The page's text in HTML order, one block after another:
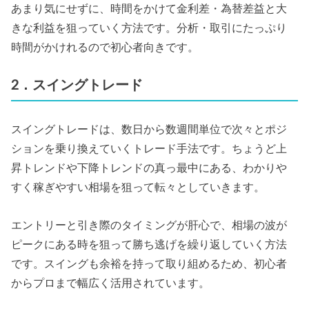
あまり気にせずに、時間をかけて金利差・為替差益と大
きな利益を狙っていく方法です。分析・取引にたっぷり
時間がかけれるので初心者向きです。
2．スイングトレード
スイングトレードは、数日から数週間単位で次々とポジ
ションを乗り換えていくトレード手法です。ちょうど上
昇トレンドや下降トレンドの真っ最中にある、わかりや
すく稼ぎやすい相場を狙って転々としていきます。
エントリーと引き際のタイミングが肝心で、相場の波が
ピークにある時を狙って勝ち逃げを繰り返していく方法
です。スイングも余裕を持って取り組めるため、初心者
からプロまで幅広く活用されています。